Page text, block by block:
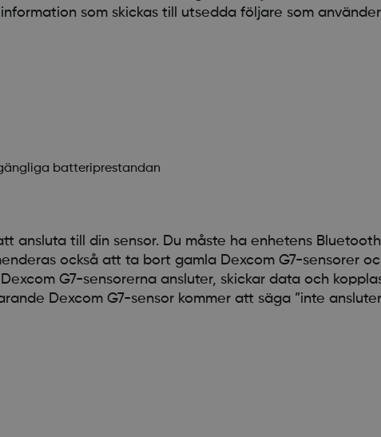
som skickas till utsedda följare som
batteriprestandan
ansluta till din sensor. Du måste ha enhetens
också att ta bort gamla Dexcom G7-sensorer
G7-sensorerna ansluter, skickar data och
Dexcom G7-sensor kommer att säga ”inte